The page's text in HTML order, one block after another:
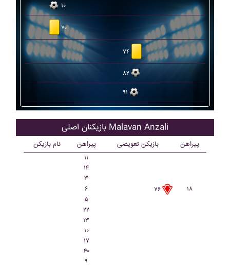
۱۰
۷۰
۷۴
۸۲
۹۱
بازیکنان اصلی Malavan Anzali
نام بازیکن پیراهن بازیکن تعویضی پیراهن
۱۱
۱۴
۳
۶
۷۶
۱۸
۵
۲۲
۱۳
۱۰
۱۷
۴۰
۹